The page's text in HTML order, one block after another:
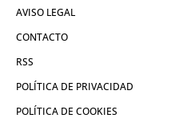
AVISO LEGAL
CONTACTO
RSS
POLÍTICA DE PRIVACIDAD
POLÍTICA DE COOKIES